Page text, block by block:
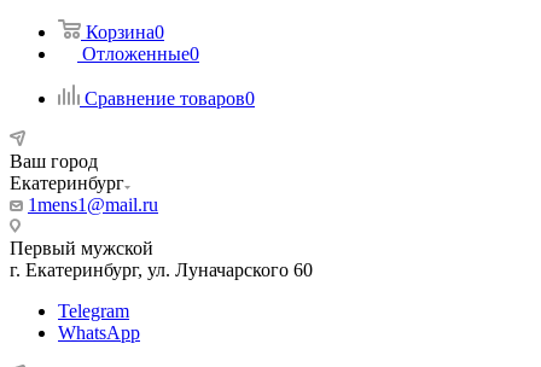
Корзина0
Отложенные0
Сравнение товаров0
Ваш город
Екатеринбург
1mens1@mail.ru
Первый мужской
г. Екатеринбург, ул. Луначарского 60
Telegram
WhatsApp